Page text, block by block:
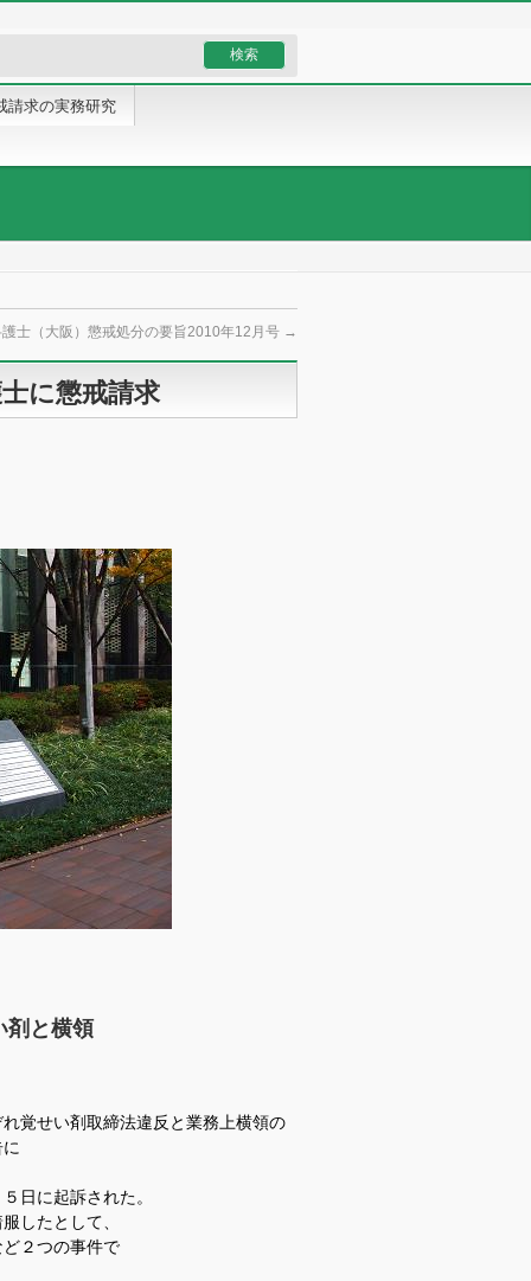
請求の実務研究
士（大阪）懲戒処分の要旨2010年12月号 →
に懲戒請求
と横領
覚せい剤取締法違反と業務上横領の
日に起訴された。
したとして、
２つの事件で